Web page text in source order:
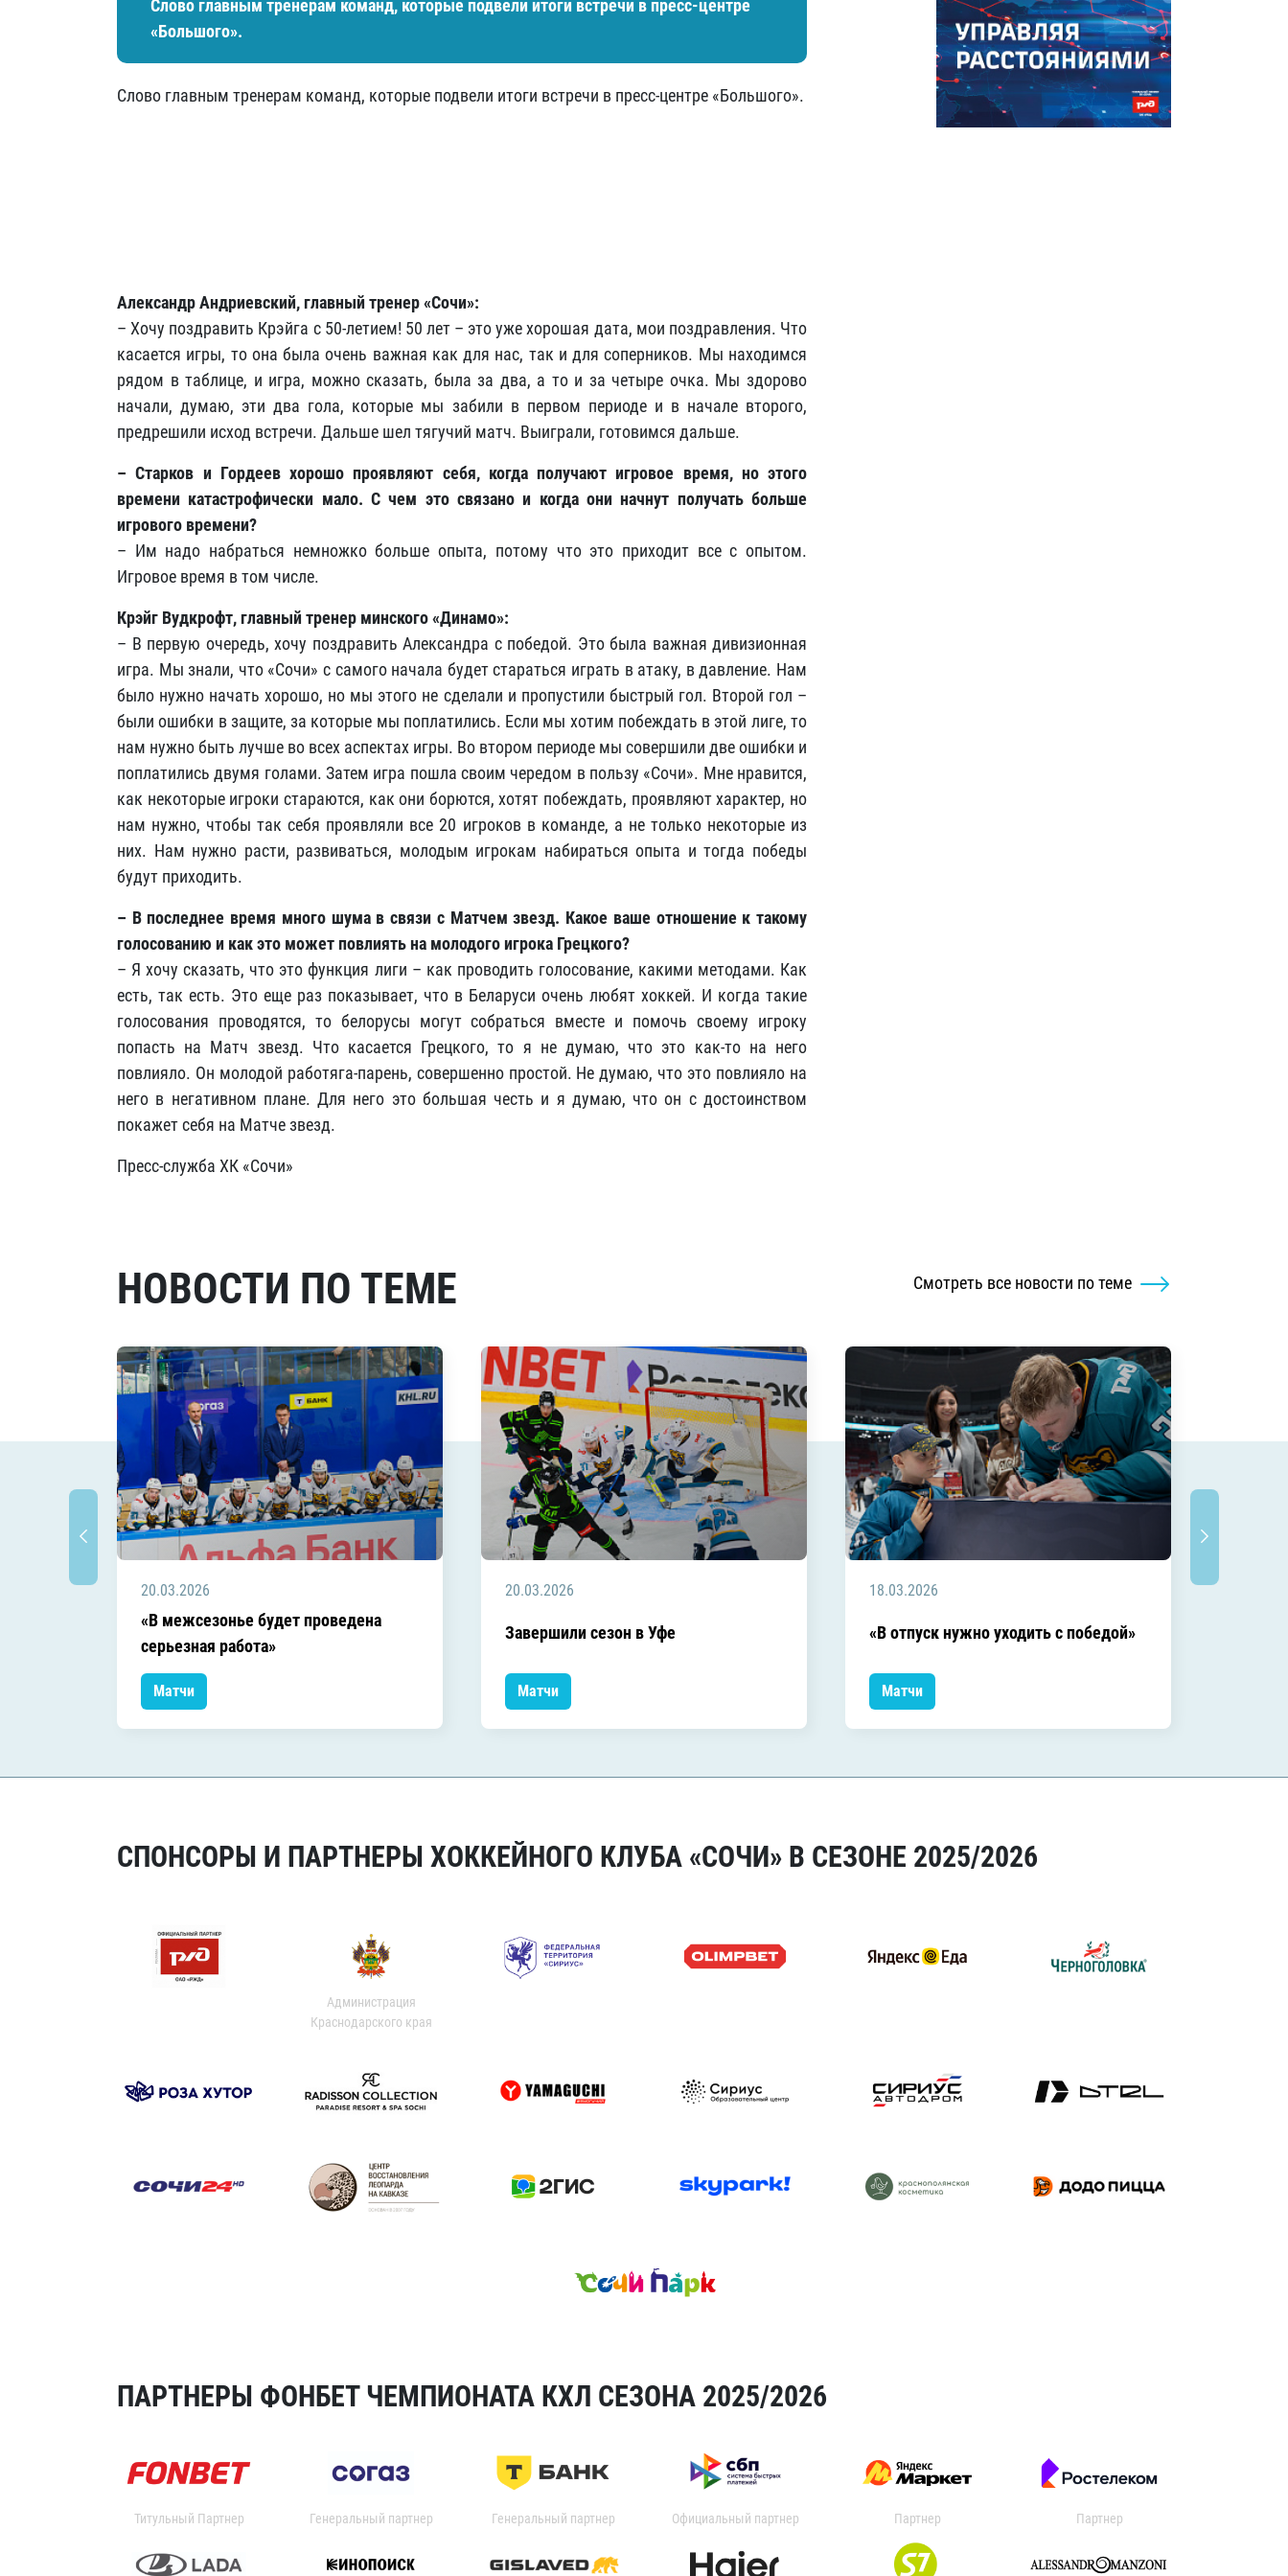
Слово главным тренерам команд, которые подвели итоги встречи в пресс-центре
«Большого».
Слово главным тренерам команд, которые подвели итоги встречи в пресс-центре «Большого».
Александр Андриевский, главный тренер «Сочи»:
– Хочу поздравить Крэйга с 50-летием! 50 лет – это уже хорошая дата, мои поздравления. Что
касается игры, то она была очень важная как для нас, так и для соперников. Мы находимся
рядом в таблице, и игра, можно сказать, была за два, а то и за четыре очка. Мы здорово
начали, думаю, эти два гола, которые мы забили в первом периоде и в начале второго,
предрешили исход встречи. Дальше шел тягучий матч. Выиграли, готовимся дальше.
– Старков и Гордеев хорошо проявляют себя, когда получают игровое время, но этого
времени катастрофически мало. С чем это связано и когда они начнут получать больше
игрового времени?
– Им надо набраться немножко больше опыта, потому что это приходит все с опытом.
Игровое время в том числе.
Крэйг Вудкрофт, главный тренер минского «Динамо»:
– В первую очередь, хочу поздравить Александра с победой. Это была важная дивизионная
игра. Мы знали, что «Сочи» с самого начала будет стараться играть в атаку, в давление. Нам
было нужно начать хорошо, но мы этого не сделали и пропустили быстрый гол. Второй гол –
были ошибки в защите, за которые мы поплатились. Если мы хотим побеждать в этой лиге, то
нам нужно быть лучше во всех аспектах игры. Во втором периоде мы совершили две ошибки и
поплатились двумя голами. Затем игра пошла своим чередом в пользу «Сочи». Мне нравится,
как некоторые игроки стараются, как они борются, хотят побеждать, проявляют характер, но
нам нужно, чтобы так себя проявляли все 20 игроков в команде, а не только некоторые из
них. Нам нужно расти, развиваться, молодым игрокам набираться опыта и тогда победы
будут приходить.
– В последнее время много шума в связи с Матчем звезд. Какое ваше отношение к такому
голосованию и как это может повлиять на молодого игрока Грецкого?
– Я хочу сказать, что это функция лиги – как проводить голосование, какими методами. Как
есть, так есть. Это еще раз показывает, что в Беларуси очень любят хоккей. И когда такие
голосования проводятся, то белорусы могут собраться вместе и помочь своему игроку
попасть на Матч звезд. Что касается Грецкого, то я не думаю, что это как-то на него
повлияло. Он молодой работяга-парень, совершенно простой. Не думаю, что это повлияло на
него в негативном плане. Для него это большая честь и я думаю, что он с достоинством
покажет себя на Матче звезд.
Пресс-служба ХК «Сочи»
НОВОСТИ ПО ТЕМЕ Смотреть все новости по теме
20.03.2026
«В межсезонье будет проведена
серьезная работа»
Матчи
20.03.2026
Завершили сезон в Уфе
Матчи
18.03.2026
«В отпуск нужно уходить с победой»
Матчи
СПОНСОРЫ И ПАРТНЕРЫ ХОККЕЙНОГО КЛУБА «СОЧИ» В СЕЗОНЕ 2025/2026
Администрация
Краснодарского края
ПАРТНЕРЫ ФОНБЕТ ЧЕМПИОНАТА КХЛ СЕЗОНА 2025/2026
Титульный Партнер Генеральный партнер Генеральный партнер Официальный партнер Партнер Партнер